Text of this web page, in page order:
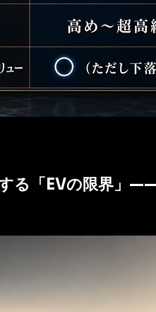
る「EVの限界」